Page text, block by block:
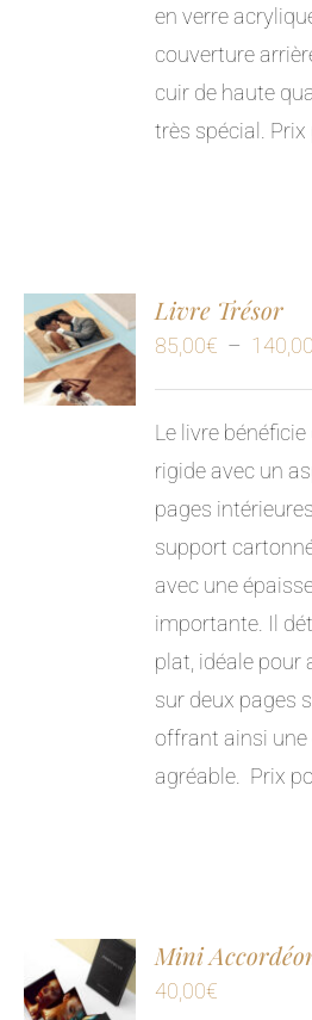
en verre
couverture
cuir de haute
très spécial. Prix
Livre Trésor
85,00€ –
Le livre
rigide avec un
pages
support
avec une
importante. Il
plat, idéale pour
sur deux pages
offrant ainsi une
agréable. Prix
Mini
40,00€